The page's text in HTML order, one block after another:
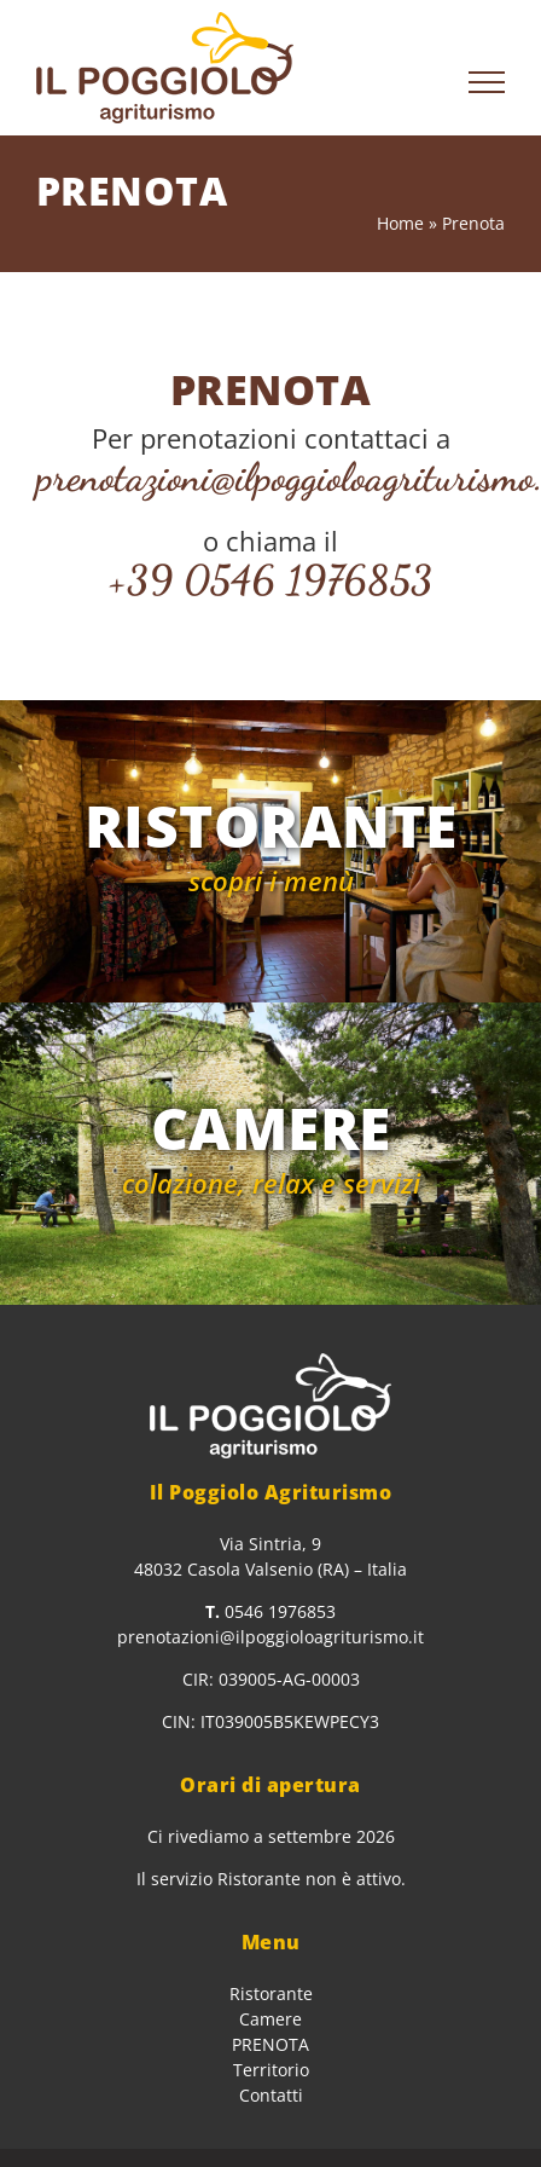
contenuto
PRENOTA
Home » Prenota
PRENOTA
Per prenotazioni contattaci a
o chiama il
+39 0546 1976853
RISTORANTE
scopri i menù
CAMERE
colazione, relax e servizi
Il Poggiolo Agriturismo
Via Sintria, 9
48032 Casola Valsenio (RA) – Italia
T. 0546 1976853
prenotazioni@ilpoggioloagriturismo.it
CIR: 039005-AG-00003
CIN: IT039005B5KEWPECY3
Orari di apertura
Ci rivediamo a settembre 2026
Il servizio Ristorante non è attivo.
Menu
Ristorante
Camere
PRENOTA
Territorio
Contatti